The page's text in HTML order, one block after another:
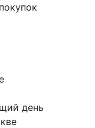
день